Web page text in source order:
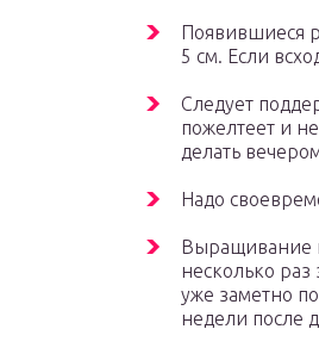
Появившиеся
5 см. Если
Следует
пожелтеет и
делать
Надо
Выращивание
несколько
уже заметно
недели после